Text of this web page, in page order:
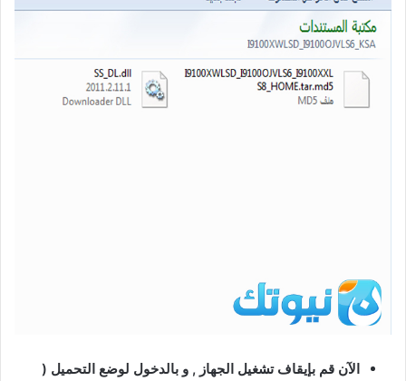
الآن قم بإيقاف تشغيل الجهاز , و بالدخول لوضع التحميل (